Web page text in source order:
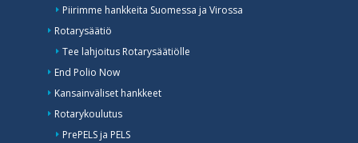
Piirimme hankkeita Suomessa ja Virossa
Rotarysäätiö
Tee lahjoitus Rotarysäätiölle
End Polio Now
Kansainväliset hankkeet
Rotarykoulutus
PrePELS ja PELS